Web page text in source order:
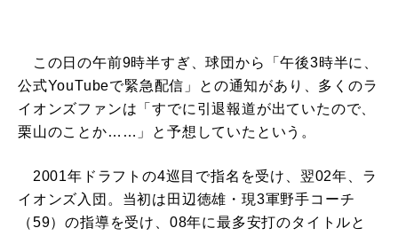
この日の午前9時半すぎ、球団から「午後3時半に、
公式YouTubeで緊急配信」との通知があり、多くのラ
イオンズファンは「すでに引退報道が出ていたので、
栗山のことか……」と予想していたという。
2001年ドラフトの4巡目で指名を受け、翌02年、ラ
イオンズ入団。当初は田辺徳雄・現3軍野手コーチ
（59）の指導を受け、08年に最多安打のタイトルと